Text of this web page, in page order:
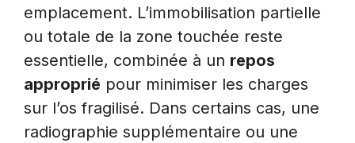
emplacement. L’immobilisation partielle
ou totale de la zone touchée reste
essentielle, combinée à un repos
approprié pour minimiser les charges
sur l’os fragilisé. Dans certains cas, une
radiographie supplémentaire ou une